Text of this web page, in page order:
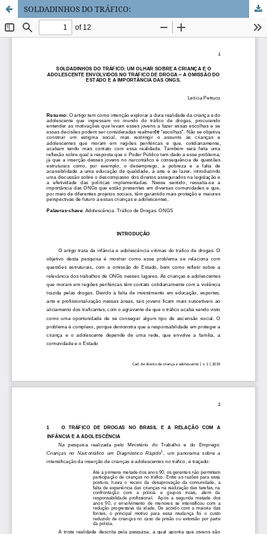
SOLDADINHOS DO TRÁFICO: